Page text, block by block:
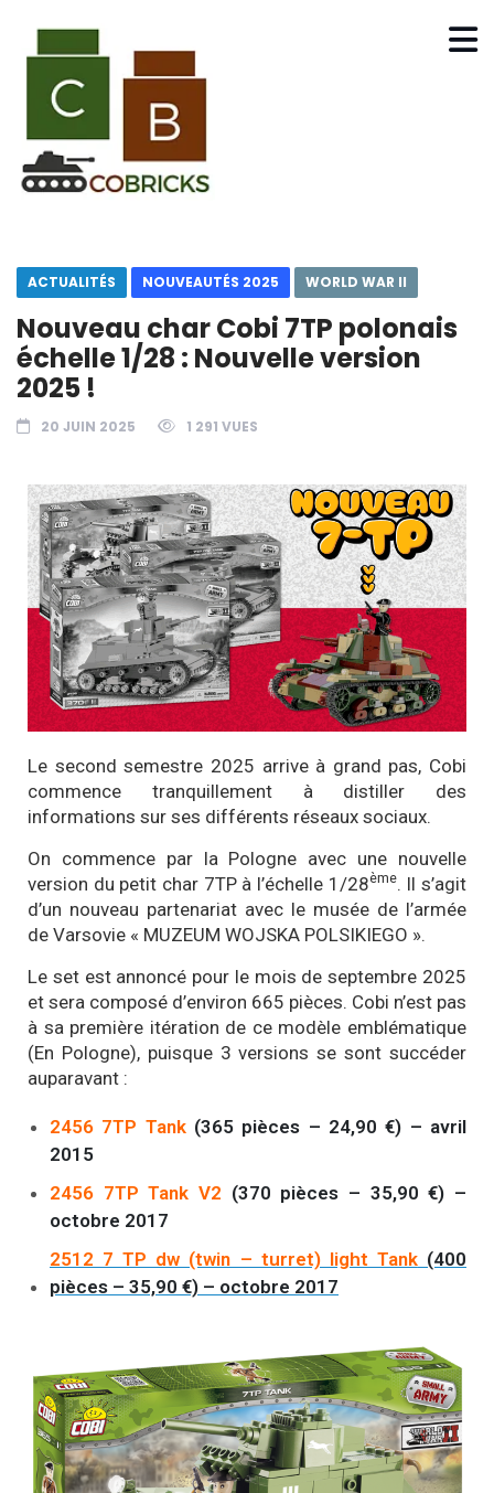
ACTUALITÉS NOUVEAUTÉS 2025 WORLD WAR II
Nouveau char Cobi 7TP polonais
échelle 1/28 : Nouvelle version
2025 !
20 JUIN 2025 1 291 VUES
Le second semestre 2025 arrive à grand pas, Cobi
commence tranquillement à distiller des
informations sur ses différents réseaux sociaux.
On commence par la Pologne avec une nouvelle
version du petit char 7TP à l’échelle 1/28ème. Il s’agit
d’un nouveau partenariat avec le musée de l’armée
de Varsovie « MUZEUM WOJSKA POLSIKIEGO ».
Le set est annoncé pour le mois de septembre 2025
et sera composé d’environ 665 pièces. Cobi n’est pas
à sa première itération de ce modèle emblématique
(En Pologne), puisque 3 versions se sont succéder
auparavant :
2456 7TP Tank(365 pièces – 24,90 €) – avril
2015
2456 7TP Tank V2 (370 pièces – 35,90 €) –
octobre 2017
2512 7 TP dw (twin – turret) light Tank(400
pièces – 35,90 €) – octobre 2017